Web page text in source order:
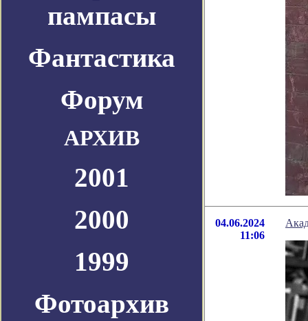
пампасы
Фантастика
Форум
АРХИВ
2001
2000
1999
Фотоархив
04.06.2024
11:06